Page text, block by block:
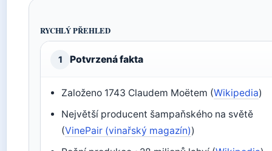
RYCHLÝ PŘEHLED
1 Potvrzená fakta
Založeno 1743 Claudem Moëtem (Wikipedia)
Největší producent šampaňského na světě
(VinePair (vinařský magazín))